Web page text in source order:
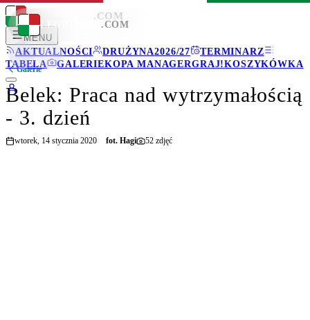
LEGIONISCI .COM
MENU
AKTUALNOŚCI
DRUŻYNA2026/27
TERMINARZ
TABELA
GALERIEKOPA MANAGERGRAJ!KOSZYKÓWKA
LEGIONISCI .COM
Galerie
Belek: Praca nad wytrzymałością
- 3. dzień
wtorek, 14 stycznia 2020 fot. Hagi 52 zdjęć